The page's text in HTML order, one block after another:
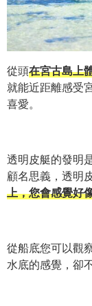
從頭在宮古島上
就能近距離感受
喜愛。
透明皮艇的發明
顧名思義，透明
上，您會感覺好
從船底您可以觀
水底的感覺，卻